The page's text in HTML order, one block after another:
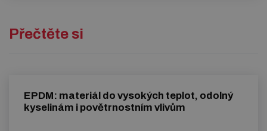
Přečtěte si
EPDM: materiál do vysokých teplot, odolný
kyselinám i povětrnostním vlivům